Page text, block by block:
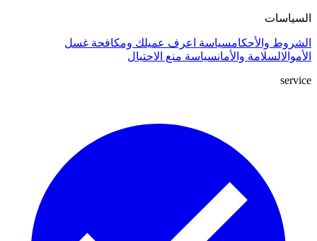
السياسات
الشروط والأحكامسياسة اعرف عميلك ومكافحة غسل
الأموالالسلامة والأمانسياسة منع الاحتيال
service